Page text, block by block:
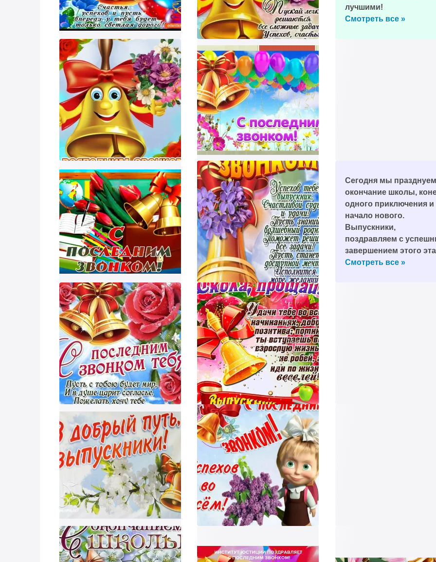
лучшими!
Смотреть все »
Сегодня мы празднуем
окончание школы,
одного приключения и
начало нового.
Выпускники,
поздравляем с
завершением этого
жизни!
Смотреть все »